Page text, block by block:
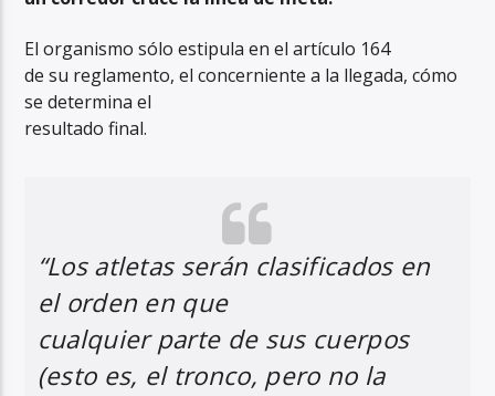
El organismo sólo estipula en el artículo 164
de su reglamento, el concerniente a la llegada, cómo
se determina el
resultado final.
“Los atletas serán clasificados en
el orden en que
cualquier parte de sus cuerpos
(esto es, el tronco, pero no la